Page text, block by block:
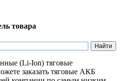
товара
(Li-Ion) тяговые
заказать тяговые АКБ